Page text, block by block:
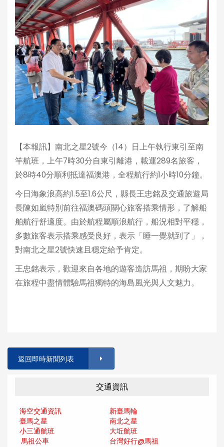
【本報訊】南北之星2號今（14）日上午執行東引至南
竿航班，上午7時30分自東引離港，載運289名旅客，
於8時40分順利抵達福澳港，全程航行約1小時10分鐘。
今日海象浪高約1.5至1.6公尺，縣長王忠銘及交通旅遊局
長陳如嵐特別前往福澳碼頭關心旅客搭乘情形，了解船
舶航行舒適度。由於航程屬順浪航行，船況相對平穩，
多數旅客表示搭乘感受良好，表示「睡一覺就到了」，
對南北之星2號快速且穩定給予肯定。
王忠銘表示，歡迎來自各地的遊客造訪馬祖，期盼大家
在旅程中盡情體驗馬祖獨特的海島風光與人文魅力。
返回即時新聞列表
交通資訊
海空交通資訊
新臺馬輪
臺馬之星
南北之星
小三通航班
大坵航班
馬祖公車
台灣好行@馬祖